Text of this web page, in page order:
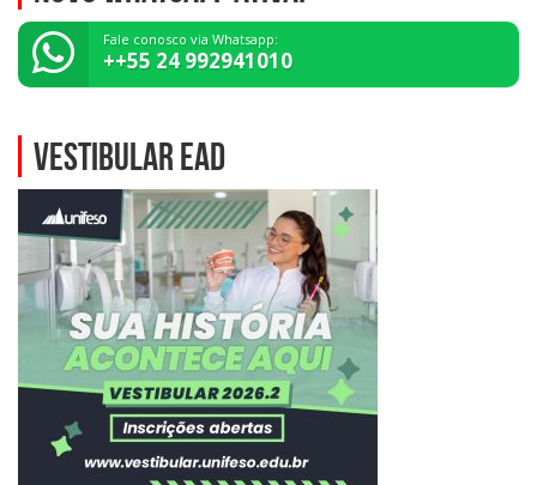
Fale conosco via Whatsapp:
++55 24 992941010
VESTIBULAR EAD